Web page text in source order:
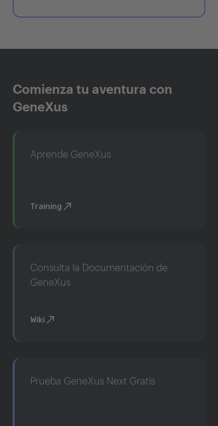
Comienza tu aventura con
GeneXus
Aprende GeneXus
Training
Consulta la Documentación de
GeneXus
Wiki
Prueba GeneXus Next Gratis